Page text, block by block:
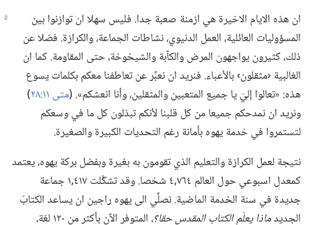
ان هذه الايام الاخيرة هي ازمنة صعبة جدا.‏ فليس سهلا ان توازنوا بين
المسؤوليات العائلية،‏ العمل الدنيوي،‏ نشاطات الجماعة،‏ والكرازة.‏ فضلا عن
ذلك،‏ كثيرون يواجهون المرض والكآ‌بة والشيخوخة،‏ حتى المقاومة.‏ كما ان
الغالبية ‹مثقلون› بالأعباء.‏ فنريد ان نعبِّر عن تعاطفنا معكم بكلمات يسوع
هذه:‏ «تعالوا إليّ يا جميع المتعبين والمثقلين،‏ وأنا انعشكم».‏ (‏متى ١١:‏٢٨
‏)‏
ونريد ان نمدحكم جميعا من كل قلبنا لأنكم تبذلون كل ما في وسعكم
لتستمروا في خدمة يهوه بأمانة رغم التحديات الكبيرة والصغيرة.‏
نتيجة لعمل الكرازة والتعليم الذي تقومون به بغيرة وبفضل بركة يهوه،‏ يعتمد
كمعدل اسبوعي حول العالم ٧٦٤‏,٤ شخصا.‏ وقد تشكَّلت ٤١٧‏,١ جماعة
جديدة في سنة الخدمة الماضية.‏ نصلِّي الى يهوه راجين ان يساعد الكتابُ
الجديدماذا يعلّم الكتاب المقدس حقا؟‏،‏
المتوفر الآن بأكثر من ١٢٠ لغة،‏